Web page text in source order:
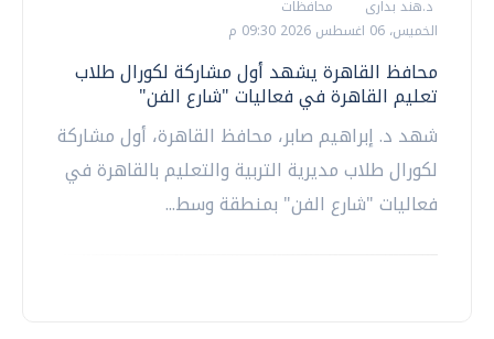
د.هند بدارى
محافظات
الخميس، 06 اغسطس 2026 09:30 م
محافظ القاهرة يشهد أول مشاركة لكورال طلاب
تعليم القاهرة في فعاليات "شارع الفن"
شهد د. إبراهيم صابر، محافظ القاهرة، أول مشاركة
لكورال طلاب مديرية التربية والتعليم بالقاهرة في
فعاليات "شارع الفن" بمنطقة وسط...